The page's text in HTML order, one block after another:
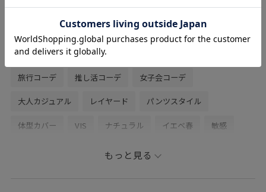
初夏コーデ 夏コーデ
旅行コーデ 推し活コーデ 女子会コーデ
大人カジュアル レイヤード パンツスタイル
体型カバー VIS ナチュラル イエベ春 敏感
ニット/セーター パンツ
もっと見る